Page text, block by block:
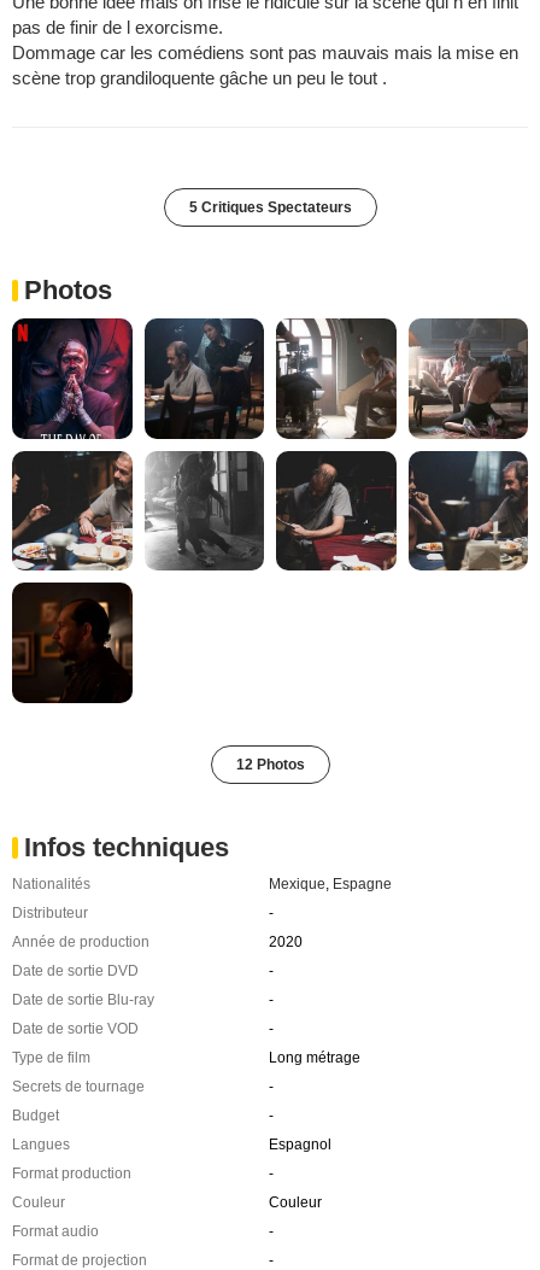
pas de finir de l exorcisme.
Dommage car les comédiens sont pas mauvais mais la mise en
scène trop grandiloquente gâche un peu le tout .
5 Critiques Spectateurs
Photos
12 Photos
Infos techniques
Nationalités Mexique, Espagne
Distributeur
-
Année de production
2020
Date de sortie DVD
-
Date de sortie Blu-ray
-
Date de sortie VOD
-
Type de film
Long métrage
Secrets de tournage
-
Budget
-
Langues
Espagnol
Format production
-
Couleur
Couleur
Format audio
-
Format de projection
-